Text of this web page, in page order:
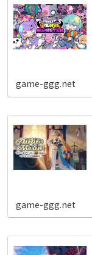
game-ggg.net
game-ggg.net